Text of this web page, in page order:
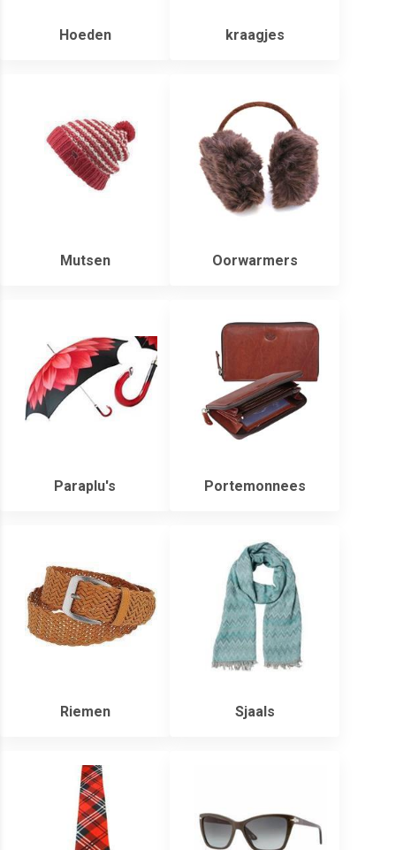
Hoeden kraagjes
Mutsen Oorwarmers
Paraplu's Portemonnees
Riemen Sjaals